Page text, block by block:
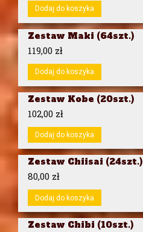
Dodaj do koszyka
Zestaw Maki (64szt.)
119,00 zł
Dodaj do koszyka
Zestaw Kobe (20szt.)
102,00 zł
Dodaj do koszyka
Zestaw Chiisai (24szt.)
80,00 zł
Dodaj do koszyka
Zestaw Chibi (10szt.)